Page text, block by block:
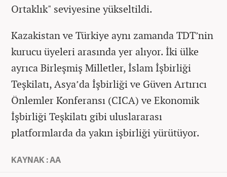
Ortaklık" seviyesine yükseltildi.
Kazakistan ve Türkiye aynı zamanda TDT’nin
kurucu üyeleri arasında yer alıyor. İki ülke
ayrıca Birleşmiş Milletler, İslam İşbirliği
Teşkilatı, Asya’da İşbirliği ve Güven Artırıcı
Önlemler Konferansı (CICA) ve Ekonomik
İşbirliği Teşkilatı gibi uluslararası
platformlarda da yakın işbirliği yürütüyor.
KAYNAK : AA